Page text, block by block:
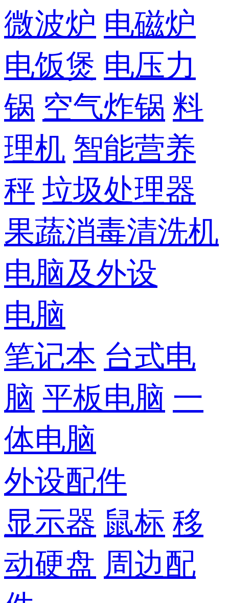
微波炉 电磁炉
电饭煲 电压力
锅 空气炸锅 料
理机 智能营养
秤 垃圾处理器
果蔬消毒清洗机
电脑及外设
电脑
笔记本 台式电
脑 平板电脑 一
体电脑
外设配件
显示器 鼠标 移
动硬盘 周边配